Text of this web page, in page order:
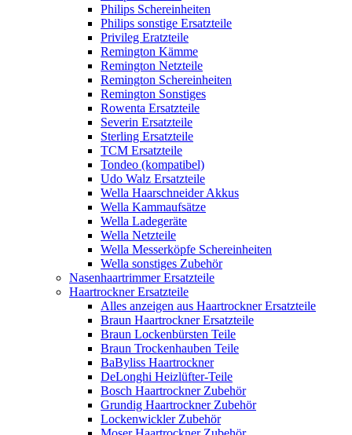
Philips Schereinheiten
Philips sonstige Ersatzteile
Privileg Eratzteile
Remington Kämme
Remington Netzteile
Remington Schereinheiten
Remington Sonstiges
Rowenta Ersatzteile
Severin Ersatzteile
Sterling Ersatzteile
TCM Ersatzteile
Tondeo (kompatibel)
Udo Walz Ersatzteile
Wella Haarschneider Akkus
Wella Kammaufsätze
Wella Ladegeräte
Wella Netzteile
Wella Messerköpfe Schereinheiten
Wella sonstiges Zubehör
Nasenhaartrimmer Ersatzteile
Haartrockner Ersatzteile
Alles anzeigen aus Haartrockner Ersatzteile
Braun Haartrockner Ersatzteile
Braun Lockenbürsten Teile
Braun Trockenhauben Teile
BaByliss Haartrockner
DeLonghi Heizlüfter-Teile
Bosch Haartrockner Zubehör
Grundig Haartrockner Zubehör
Lockenwickler Zubehör